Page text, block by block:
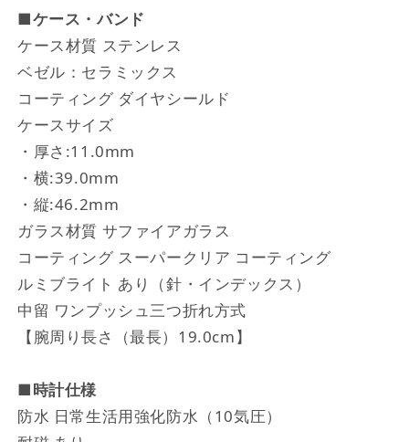
■ケース・バンド
ケース材質 ステンレス
ベゼル：セラミックス
コーティング ダイヤシールド
ケースサイズ
・厚さ:11.0mm
・横:39.0mm
・縦:46.2mm
ガラス材質 サファイアガラス
コーティング スーパークリア コーティング
ルミブライト あり（針・インデックス）
中留 ワンプッシュ三つ折れ方式
【腕周り長さ（最長）19.0cm】
■時計仕様
防水 日常生活用強化防水（10気圧）